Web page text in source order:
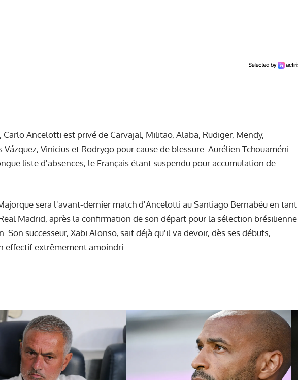
Ancelotti est privé de Carvajal, Militao, Alaba, Rüdiger, Mendy,
Vázquez, Vinicius et Rodrygo pour cause de blessure. Aurélien Tchouaméni
liste d'absences, le Français étant suspendu pour accumulation de
sera l'avant-dernier match d'Ancelotti au Santiago Bernabéu en tant
Madrid, après la confirmation de son départ pour la sélection brésilienne
Son successeur, Xabi Alonso, sait déjà qu'il va devoir, dès ses débuts,
effectif extrêmement amoindri.